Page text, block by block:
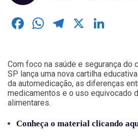
Facebook
WhatsApp
Telegram
X
Com foco na saúde e segurança do
SP lança uma nova cartilha
da automedicação, as diferenças
medicamentos e o uso equivocado
alimentares.
Conheça o material clicando